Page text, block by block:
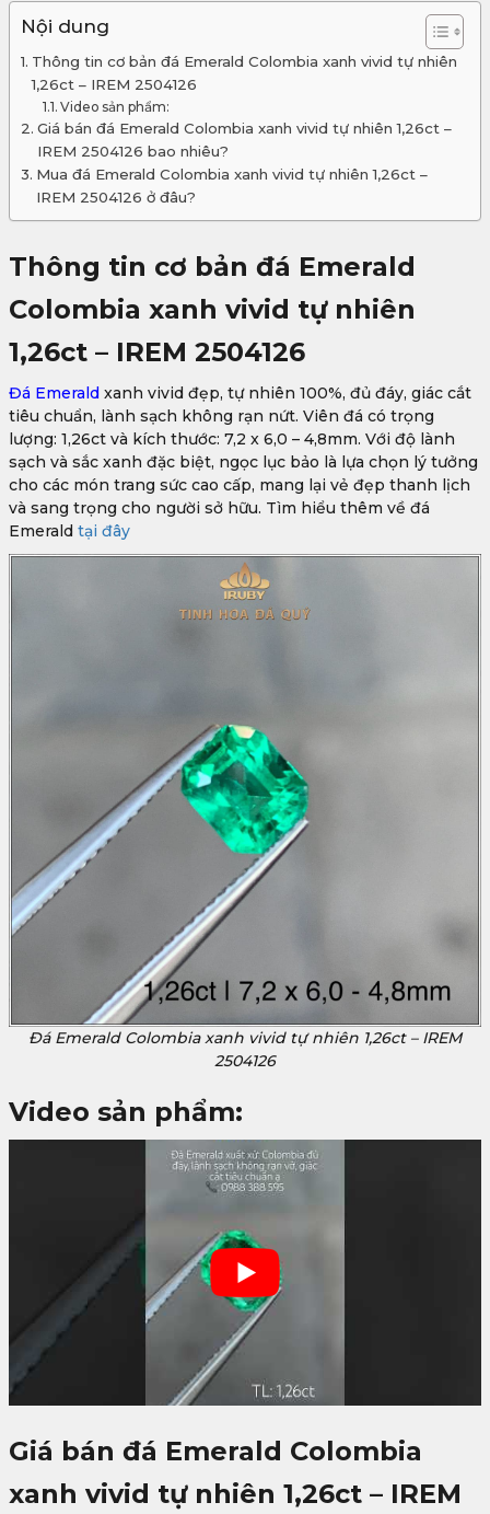
Nội dung
Thông tin cơ bản đá Emerald Colombia xanh vivid tự nhiên
1,26ct – IREM 2504126
Video sản phẩm:
Giá bán đá Emerald Colombia xanh vivid tự nhiên 1,26ct –
IREM 2504126 bao nhiêu?
Mua đá Emerald Colombia xanh vivid tự nhiên 1,26ct –
IREM 2504126 ở đâu?
Thông tin cơ bản đá Emerald
Colombia xanh vivid tự nhiên
1,26ct – IREM 2504126
Đá Emerald xanh vivid đẹp, tự nhiên 100%, đủ đáy, giác cắt
tiêu chuẩn, lành sạch không rạn nứt. Viên đá có trọng
lượng: 1,26ct và kích thước: 7,2 x 6,0 – 4,8mm. Với độ lành
sạch và sắc xanh đặc biệt, ngọc lục bảo là lựa chọn lý tưởng
cho các món trang sức cao cấp, mang lại vẻ đẹp thanh lịch
và sang trọng cho người sở hữu. Tìm hiểu thêm về đá
Emerald tại đây
Đá Emerald Colombia xanh vivid tự nhiên 1,26ct – IREM
2504126
Video sản phẩm:
Giá bán đá Emerald Colombia
xanh vivid tự nhiên 1,26ct – IREM